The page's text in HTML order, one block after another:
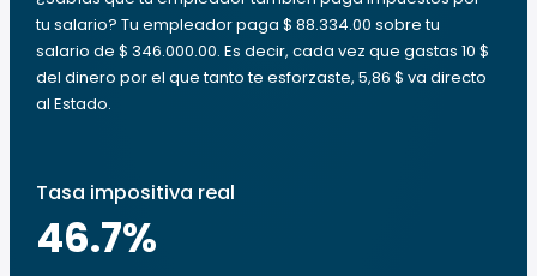
tu salario? Tu empleador paga $ 88.334.00 sobre tu
salario de $ 346.000.00. Es decir, cada vez que gastas 10 $
del dinero por el que tanto te esforzaste, 5,86 $ va directo
al Estado.
Tasa impositiva real
46.7%